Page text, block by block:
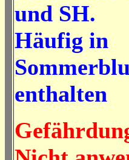
und SH.
Häufig in
enthalten